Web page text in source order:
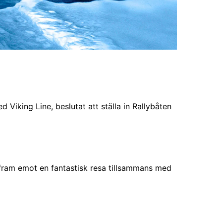
Viking Line, beslutat att ställa in Rallybåten
emot en fantastisk resa tillsammans med